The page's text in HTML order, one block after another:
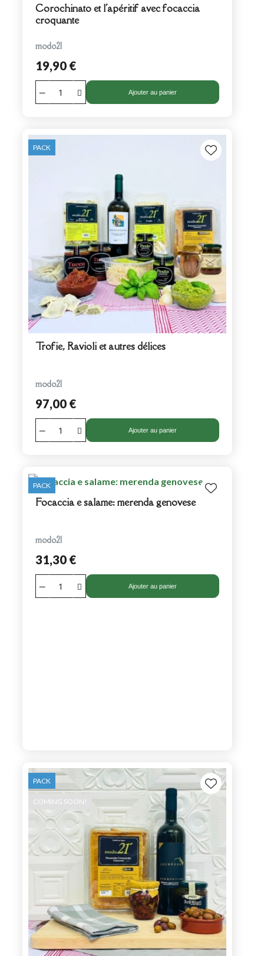
Corochinato et l'apéritif avec focaccia
croquante
modo21
19,90 €
Ajouter au panier
Trofie, Ravioli et autres délices
modo21
97,00 €
Ajouter au panier
PACK
Focaccia e salame: merenda genovese
modo21
31,30 €
Ajouter au panier
PACK
PACK
COMING SOON!